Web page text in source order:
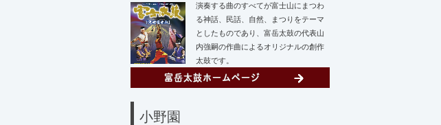
演奏する曲のすべてが富士山にまつわ
る神話、民話、自然、まつりをテーマ
としたものであり、富岳太鼓の代表山
内強嗣の作曲によるオリジナルの創作
太鼓です。
小野園